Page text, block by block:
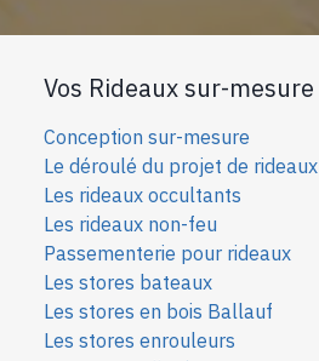
Vos Rideaux sur-mesure
Conception sur-mesure
Le déroulé du projet de rideaux
Les rideaux occultants
Les rideaux non-feu
Passementerie pour rideaux
Les stores bateaux
Les stores en bois Ballauf
Les stores enrouleurs